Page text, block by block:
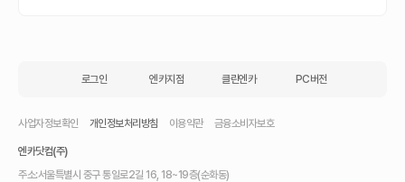
로그인 엔카지점 클린엔카 PC버전
사업자정보확인 개인정보처리방침 이용약관 금융소비자보호
엔카닷컴(주)
주소:서울특별시 중구 통일로2길 16, 18~19층(순화동)